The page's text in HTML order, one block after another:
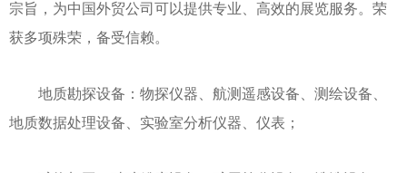
宗旨，为中国外贸公司可以提供专业、高效的展览服务。荣
获多项殊荣，备受信赖。
地质勘探设备：物探仪器、航测遥感设备、测绘设备、
地质数据处理设备、实验室分析仪器、仪表；